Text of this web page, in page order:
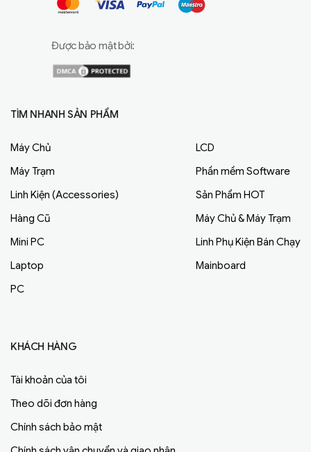
Được bảo mật bởi:
TÌM NHANH SẢN PHẨM
Máy Chủ
Máy Trạm
Linh Kiện (Accessories)
Hàng Cũ
Mini PC
Laptop
PC
LCD
Phần mềm Software
Sản Phẩm HOT
Máy Chủ & Máy Trạm
Linh Phụ Kiện Bán Chạy
Mainboard
KHÁCH HÀNG
Tài khoản của tôi
Theo dõi đơn hàng
Chính sách bảo mật